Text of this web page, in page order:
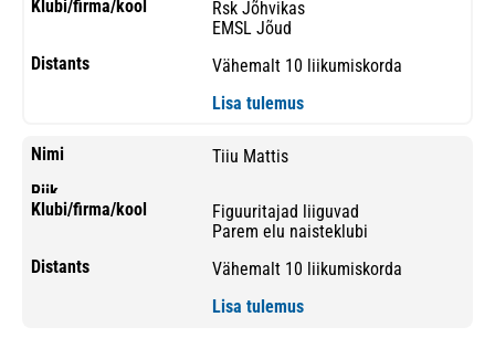
Rsk Jõhvikas
EMSL Jõud
Vähemalt 10 liikumiskorda
Lisa tulemus
Tiiu Mattis
Figuuritajad liiguvad
Parem elu naisteklubi
Vähemalt 10 liikumiskorda
Lisa tulemus